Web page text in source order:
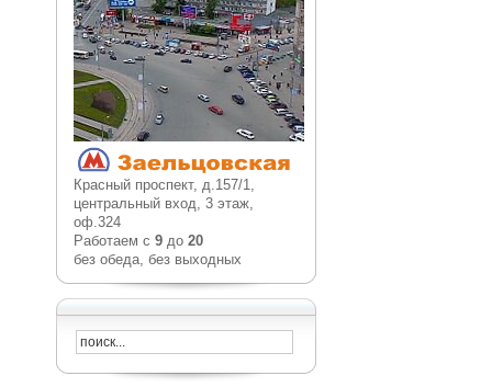
Красный проспект, д.157/1,
центральный вход, 3 этаж,
оф.324
Работаем с 9до 20
без обеда, без выходных